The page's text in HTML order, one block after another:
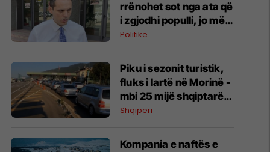
rrënohet sot nga ata që
i zgjodhi populli, jo më
nga Millosheviqi
Politikë
Piku i sezonit turistik,
fluks i lartë në Morinë -
mbi 25 mijë shqiptarë
të Kosovës dhe 7 mijë
në vetëm tri orë
Shqipëri
Kompania e naftës e